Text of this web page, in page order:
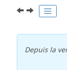
Depuis la